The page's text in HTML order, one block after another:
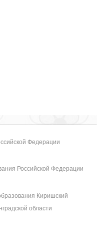
Федерации
Российской Федерации
Киришский
области